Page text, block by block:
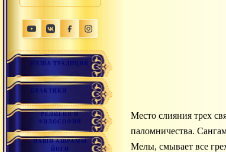
НАША ТРАДИЦИЯ
ПРАКТИКИ
РЕЛИГИЯ И
ФИЛОСОФИЯ
НАШИ АШРАМЫ
ЙОГИ
Место слияния трех священных рек: Ямуны, Ганги и Сарасвати, возле Праяга (город Аллахабад), является величайшим местом
паломничества.
Мелы, смывает все